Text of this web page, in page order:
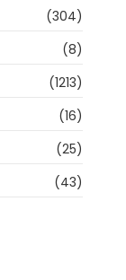
(304)
(8)
(1213)
(16)
(25)
(43)